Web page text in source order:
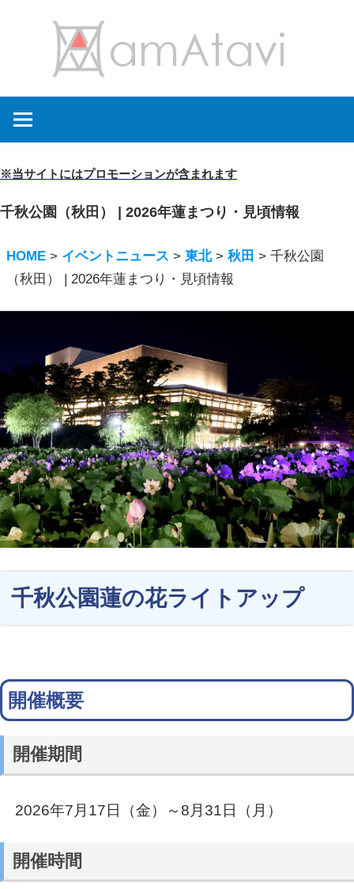
キ
プ
を
→
旅
出
よ
※当サイトにはプロモーションが含まれます
千秋公園（秋田） | 2026年蓮まつり・見頃情報
HOME > イベントニュース >東北>秋田 >千秋公園
（秋田） | 2026年蓮まつり・見頃情報
千秋公園蓮の花ライトアップ
開催概要
開催期間
2026年7月17日（金）～8月31日（月）
開催時間